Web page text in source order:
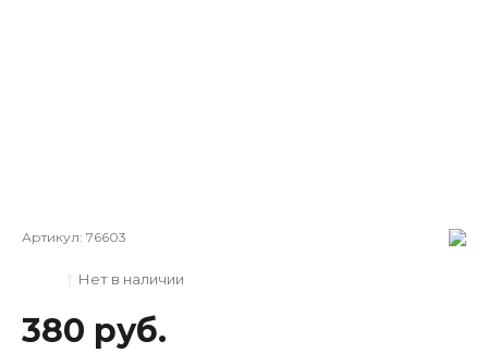
Артикул: 76603
Нет в наличии
380 руб.